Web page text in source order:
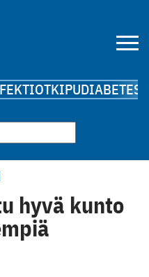
KIPUDIABETES
hyvä kunto